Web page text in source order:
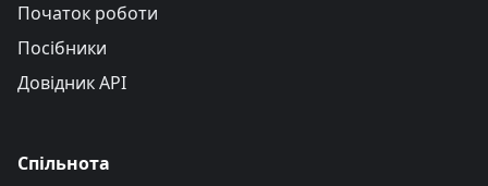
Початок роботи
Посібники
Довідник API
Спільнота